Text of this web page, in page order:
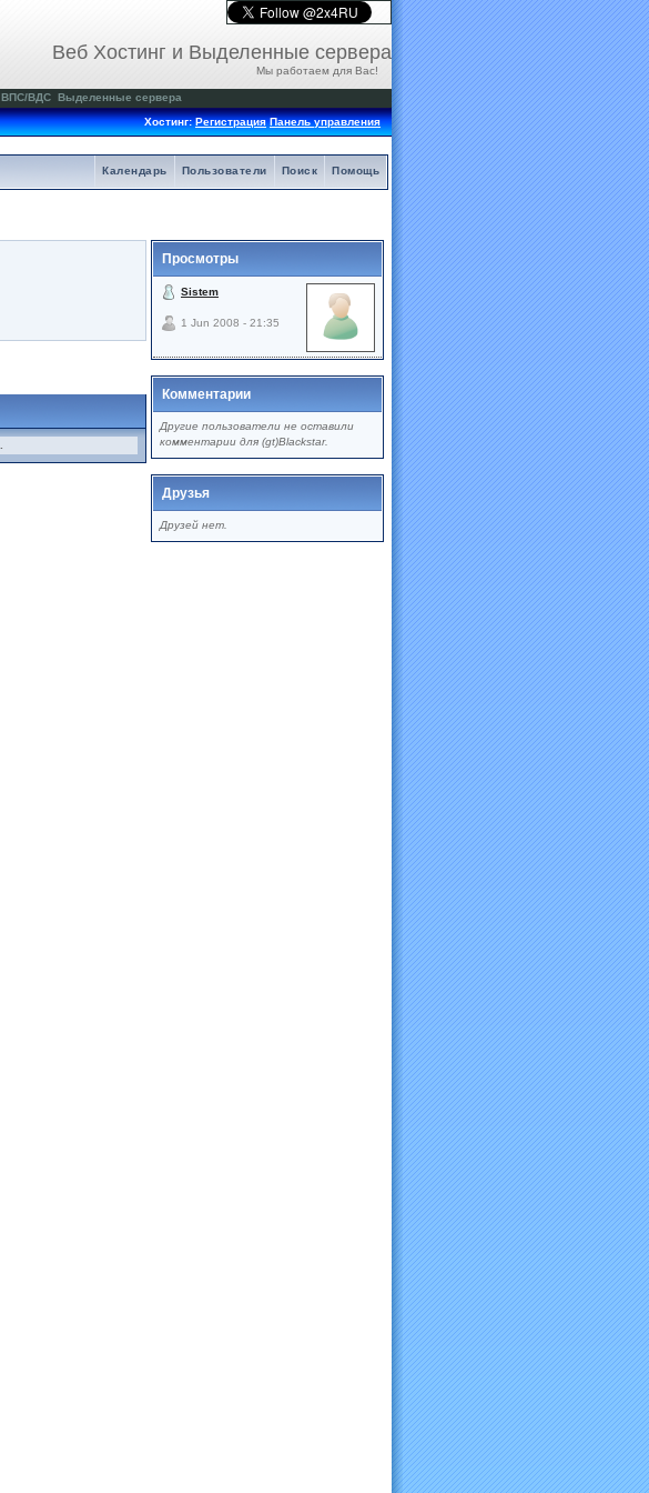
Веб Хостинг и Выделенные сервера
Мы работаем для Вас!
ВПС/ВДС Выделенные сервера
Хостинг:Регистрация Панель управления
Помощь
Поиск
Пользователи
Календарь
Просмотры
Sistem
1 Jun 2008 - 21:35
Комментарии
Другие пользователи не оставили
комментарии для (gt)Blackstar.
Друзья
Друзей нет.